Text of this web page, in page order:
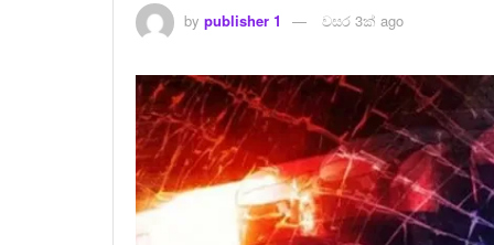
by publisher 1 වසර 3ක් ago